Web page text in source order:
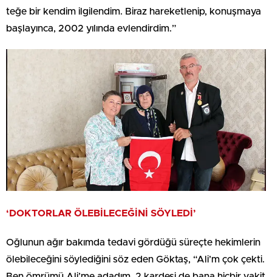
teğe bir kendim ilgilendim. Biraz hareketlenip, konuşmaya
başlayınca, 2002 yılında evlendirdim.”
‘DOKTORLAR ÖLEBİLECEĞİNİ SÖYLEDİ’
Oğlunun ağır bakımda tedavi gördüğü süreçte hekimlerin
ölebileceğini söylediğini söz eden Göktaş, “Ali’m çok çekti.